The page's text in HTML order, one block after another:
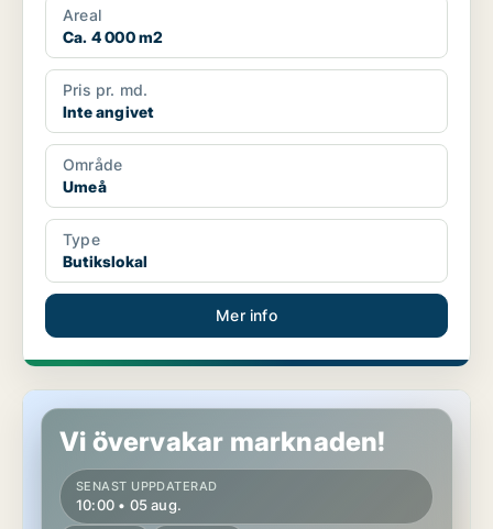
Areal
Ca. 4 000 m2
Pris pr. md.
Inte angivet
Område
Umeå
Type
Butikslokal
Mer info
Industrilokal i Skellefteå
Vi övervakar marknaden!
SENAST UPPDATERAD
10:00 • 05 aug.